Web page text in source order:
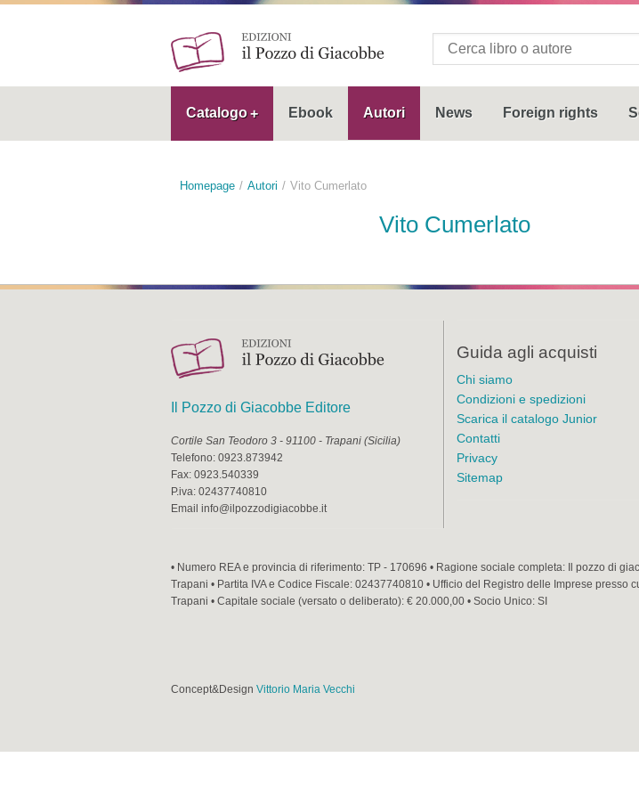
Catalogo Ebook Autori News Foreign rights
Homepage Autori Vito Cumerlato
Vito Cumerlato
Il Pozzo di Giacobbe Editore
Cortile San Teodoro 3 - 91100 - Trapani (Sicilia)
Telefono: 0923.873942
Fax: 0923.540339
P.iva: 02437740810
Email info@ilpozzodigiacobbe.it
Guida agli acquisti
Chi siamo
Condizioni e spedizioni
Scarica il catalogo Junior
Contatti
Privacy
Sitemap
• Numero REA e provincia di riferimento: TP - 170696 • Ragione sociale completa: Il pozzo di
Trapani • Partita IVA e Codice Fiscale: 02437740810 • Ufficio del Registro delle Imprese
Trapani • Capitale sociale (versato o deliberato): € 20.000,00 • Socio Unico: SI
Concept&Design Vittorio Maria Vecchi